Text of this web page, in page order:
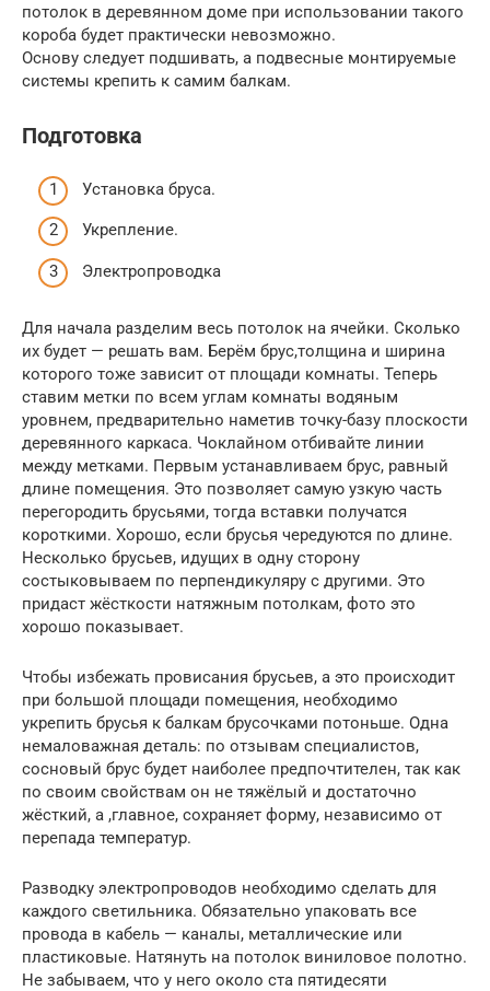
потолок в деревянном доме при использовании такого
короба будет практически невозможно.
Основу следует подшивать, а подвесные монтируемые
системы крепить к самим балкам.
Подготовка
Установка бруса.
Укрепление.
Электропроводка
Для начала разделим весь потолок на ячейки. Сколько
их будет — решать вам. Берём брус,толщина и ширина
которого тоже зависит от площади комнаты. Теперь
ставим метки по всем углам комнаты водяным
уровнем, предварительно наметив точку-базу плоскости
деревянного каркаса. Чоклайном отбивайте линии
между метками. Первым устанавливаем брус, равный
длине помещения. Это позволяет самую узкую часть
перегородить брусьями, тогда вставки получатся
короткими. Хорошо, если брусья чередуются по длине.
Несколько брусьев, идущих в одну сторону
состыковываем по перпендикуляру с другими. Это
придаст жёсткости натяжным потолкам, фото это
хорошо показывает.
Чтобы избежать провисания брусьев, а это происходит
при большой площади помещения, необходимо
укрепить брусья к балкам брусочками потоньше. Одна
немаловажная деталь: по отзывам специалистов,
сосновый брус будет наиболее предпочтителен, так как
по своим свойствам он не тяжёлый и достаточно
жёсткий, а ,главное, сохраняет форму, независимо от
перепада температур.
Разводку электропроводов необходимо сделать для
каждого светильника. Обязательно упаковать все
провода в кабель — каналы, металлические или
пластиковые. Натянуть на потолок виниловое полотно.
Не забываем, что у него около ста пятидесяти